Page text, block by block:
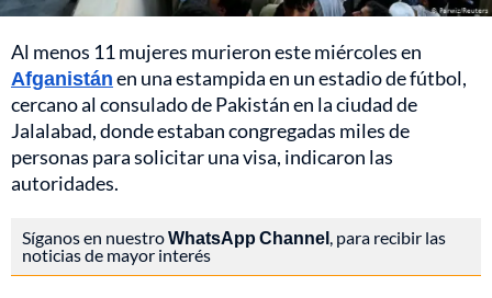
Al menos 11 mujeres murieron este miércoles en
Afganistánen una estampida en un estadio de fútbol,
cercano al consulado de Pakistán en la ciudad de
Jalalabad, donde estaban congregadas miles de
personas para solicitar una visa, indicaron las
autoridades.
Síganos en nuestroWhatsApp Channel, para recibir las
noticias de mayor interés